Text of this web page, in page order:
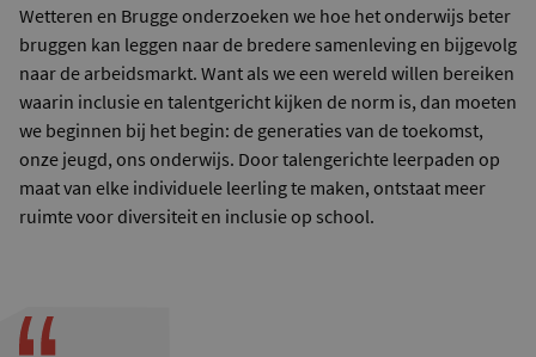
Wetteren en Brugge onderzoeken we hoe het onderwijs beter
bruggen kan leggen naar de bredere samenleving en bijgevolg
naar de arbeidsmarkt. Want als we een wereld willen bereiken
waarin inclusie en talentgericht kijken de norm is, dan moeten
we beginnen bij het begin: de generaties van de toekomst,
onze jeugd, ons onderwijs. Door talengerichte leerpaden op
maat van elke individuele leerling te maken, ontstaat meer
ruimte voor diversiteit en inclusie op school.